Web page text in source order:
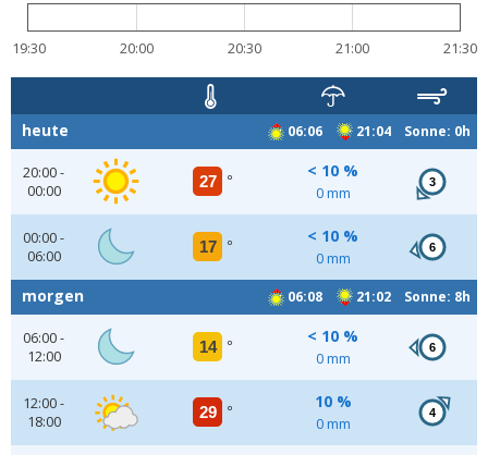
19:30 20:00 20:30 21:00 21:30
06:06 21:04 Sonne: 0h
heute
20:00 -
00:00
27 °
< 10 %
0 mm
3
00:00 -
06:00
17 °
< 10 %
0 mm
6
06:08 21:02 Sonne: 8h
morgen
06:00 -
12:00
14 °
< 10 %
0 mm
6
12:00 -
18:00
29 °
10 %
0 mm
4